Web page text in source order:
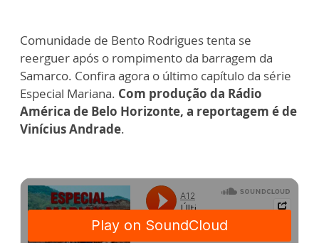
Comunidade de Bento Rodrigues tenta se
reerguer após o rompimento da barragem da
Samarco. Confira agora o último capítulo da série
Especial Mariana. Com produção da Rádio
América de Belo Horizonte, a reportagem é de
Vinícius Andrade.